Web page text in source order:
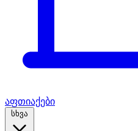
აფთიაქები
სხვა